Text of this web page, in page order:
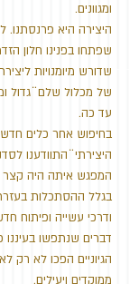
ומגוונים.
היצירה היא פרנסתנו.
שפתחו בפנינו חלון
שדורש מיומנויות
של מכלול שלם ̈ גדול
עד כה.
בחיפוש אחר כלים
היצירתי ̈ התוודענו
המפגש איתה היה קצר
בגלל ההסתכלות
ודרכי עשייה ופיתוח
דברים שנתפשו בעיננו
הגיוניים הפכו לא רק
ממוקדים ויעילים.